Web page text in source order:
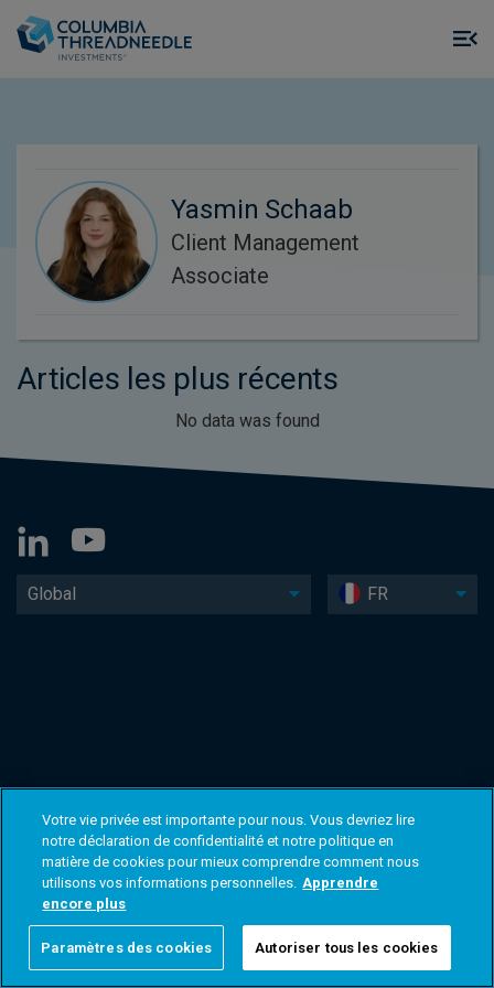
Yasmin Schaab
Client Management
Associate
Articles les plus récents
No data was found
Global FR
Votre vie privée est importante pour nous. Vous devriez lire
notre déclaration de confidentialité et notre politique en
matière de cookies pour mieux comprendre comment nous
utilisons vos informations personnelles. Apprendre
encore plus
Paramètres des cookies Autoriser tous les cookies